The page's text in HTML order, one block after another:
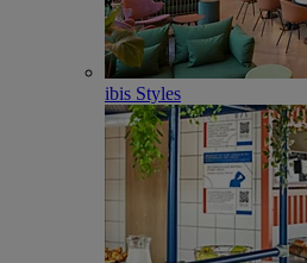
ibis Styles